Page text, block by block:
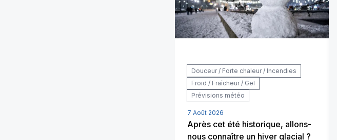
Douceur / Forte chaleur / Incendies
Froid / Fraîcheur / Gel
Prévisions météo
7 Août 2026
Après cet été historique, allons-
nous connaître un hiver glacial ?